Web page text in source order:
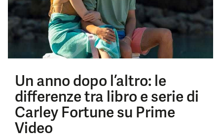
Un anno dopo l’altro: le
differenze tra libro e serie di
Carley Fortune su Prime
Video